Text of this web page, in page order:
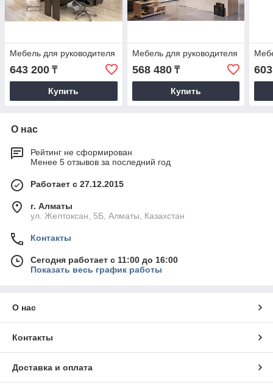
Мебель для руководителя
643 200 ₸
Купить
Мебель для руководителя
568 480₸
Купить
О нас
Рейтинг не сформирован
Менее 5 отзывов за последний год
Работает с 27.12.2015
г. Алматы
ул. Желтоксан, 5Б, Алматы, Казахстан
Контакты
Сегодня работает с 11:00 до 16:00
Показать весь график работы
О нас
Контакты
Доставка и оплата